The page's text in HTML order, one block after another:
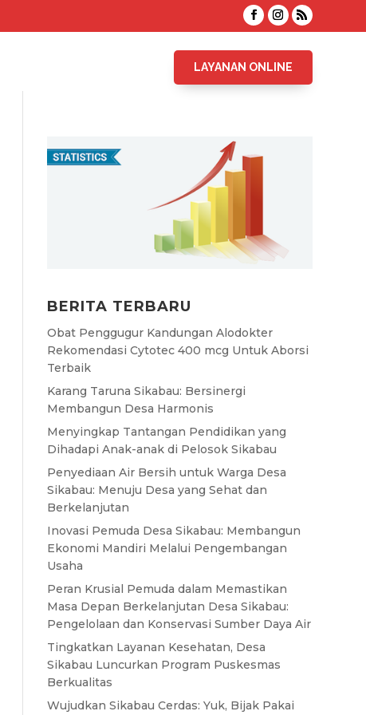
LAYANAN ONLINE
BERITA TERBARU
Obat Penggugur Kandungan Alodokter
Rekomendasi Cytotec 400 mcg Untuk Aborsi
Terbaik
Karang Taruna Sikabau: Bersinergi
Membangun Desa Harmonis
Menyingkap Tantangan Pendidikan yang
Dihadapi Anak-anak di Pelosok Sikabau
Penyediaan Air Bersih untuk Warga Desa
Sikabau: Menuju Desa yang Sehat dan
Berkelanjutan
Inovasi Pemuda Desa Sikabau: Membangun
Ekonomi Mandiri Melalui Pengembangan
Usaha
Peran Krusial Pemuda dalam Memastikan
Masa Depan Berkelanjutan Desa Sikabau:
Pengelolaan dan Konservasi Sumber Daya Air
Tingkatkan Layanan Kesehatan, Desa
Sikabau Luncurkan Program Puskesmas
Berkualitas
Wujudkan Sikabau Cerdas: Yuk, Bijak Pakai